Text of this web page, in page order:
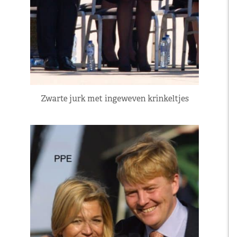
Zwarte jurk met ingeweven krinkeltjes